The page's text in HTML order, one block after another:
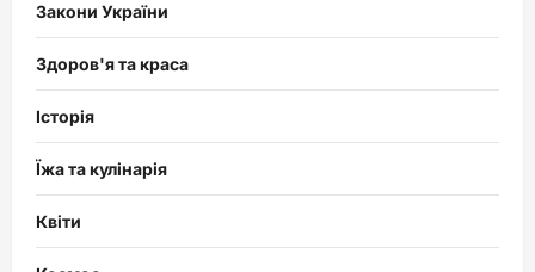
Закони України
Здоров'я та краса
Історія
Їжа та кулінарія
Квіти